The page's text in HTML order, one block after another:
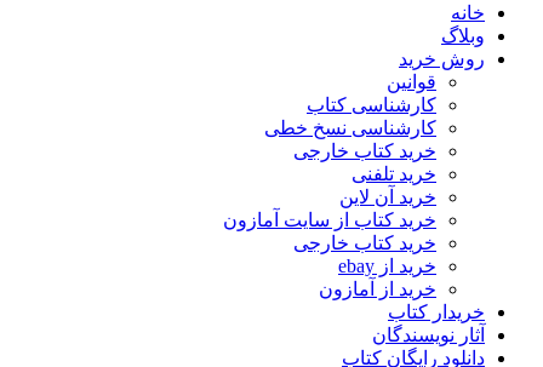
خانه
وبلاگ
روش خرید
قوانین
کارشناسی کتاب
کارشناسی نسخ خطی
خرید کتاب خارجی
خرید تلفنی
خرید آن لاین
خرید کتاب از سایت آمازون
خرید کتاب خارجی
خرید از ebay
خرید از آمازون
خریدار کتاب
آثار نویسندگان
دانلود رایگان کتاب